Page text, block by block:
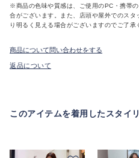
※商品の色味や質感は、ご使用のPC・携帯
合がございます。また、店頭や屋外でのスタ
り明るく見える場合がございますのでご了承
商品について問い合わせをする
返品について
このアイテムを着用したスタイ